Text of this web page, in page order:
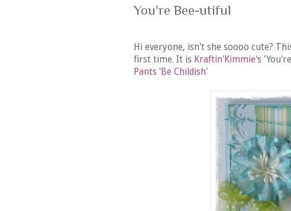
You're Bee-utiful
Hi everyone, isn't she soooo cute?
first time. It is Kraftin'Kimmie's
Pants 'Be Childish'